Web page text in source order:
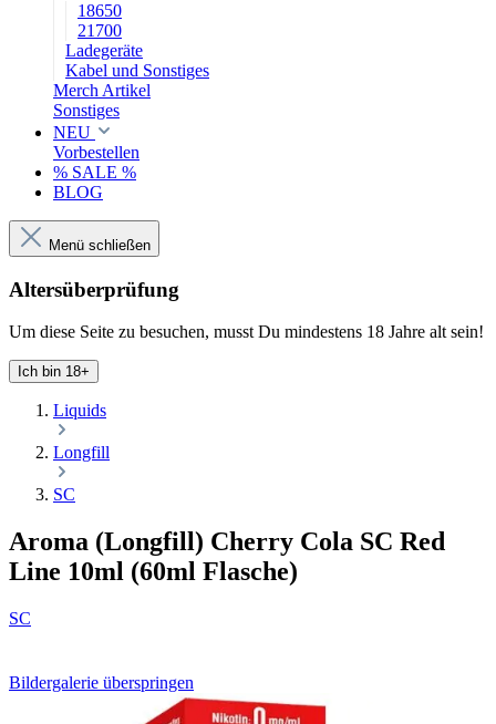
18650
21700
Ladegeräte
Kabel und Sonstiges
Merch Artikel
Sonstiges
NEU
Vorbestellen
% SALE %
BLOG
Menü schließen
Altersüberprüfung
Um diese Seite zu besuchen, musst Du mindestens 18 Jahre alt sein!
Ich bin 18+
Liquids
Longfill
SC
Aroma (Longfill) Cherry Cola SC Red
Line 10ml (60ml Flasche)
SC
Bildergalerie überspringen